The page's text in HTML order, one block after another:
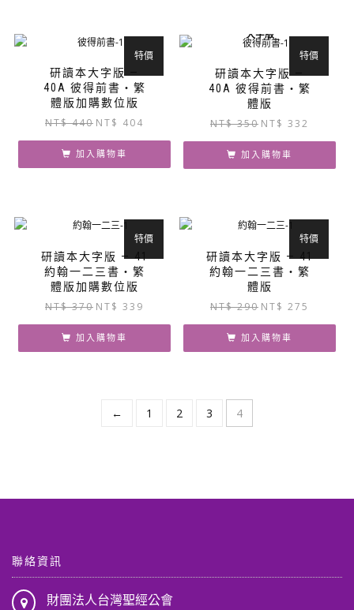
研讀本大字版 —
40A 彼得前書‧繁
體版加購數位版
特價
NT$440 原
始
價
格：
NT$ 404
前
格：
加入購物車
大字版
研讀本大字版 —
40A 彼得前書‧繁
體版
特價
NT$350 原
始
價
格：
NT$ 332
前
格：
加入購物車
研讀本大字版 — 41
約翰一二三書‧繁
體版加購數位版
特價
NT$370 原
始
價
格：
NT$ 339
前
格：
加入購物車
研讀本大字版 — 41
約翰一二三書‧繁
體版
特價
NT$290 原
始
價
格：
NT$ 275
前
格：
加入購物車
← 1 2 3 4
聯絡資訊
財團法人台灣聖經公會